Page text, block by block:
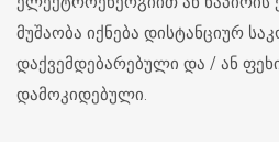
მუშაობა იქნება დისტანციურ
დაქვემდებარებული და / ან
დამოკიდებული.